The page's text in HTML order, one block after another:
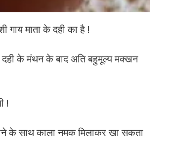
गाय माता के दही का है !
के मंथन के बाद अति बहुमूल्य मक्खन
!
के साथ काला नमक मिलाकर खा सकता